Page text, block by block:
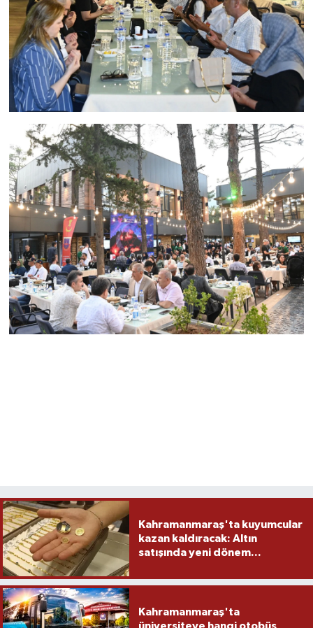
Kahramanmaraş'ta kuyumcular
kazan kaldıracak: Altın
satışında yeni dönem...
Kahramanmaraş'ta